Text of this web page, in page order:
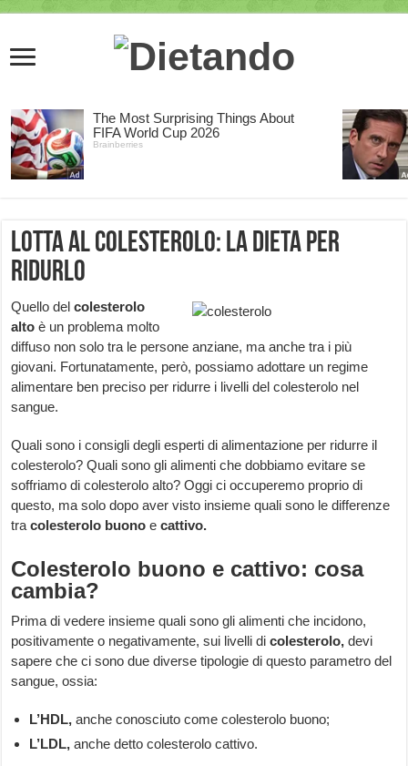
Lotta al colesterolo: la dieta per
ridurlo
Quello delcolesterolo
alto è un problema molto
diffuso non solo tra le persone anziane, ma anche tra i più
giovani. Fortunatamente, però, possiamo adottare un regime
alimentare ben preciso per ridurre i livelli del colesterolo nel
sangue.
Quali sono i consigli degli esperti di alimentazione per ridurre il
colesterolo? Quali sono gli alimenti che dobbiamo evitare se
soffriamo di colesterolo alto? Oggi ci occuperemo proprio di
questo, ma solo dopo aver visto insieme quali sono le differenze
tracolesterolo buono ecattivo.
Colesterolo buono e cattivo: cosa
cambia?
Prima di vedere insieme quali sono gli alimenti che incidono,
positivamente o negativamente, sui livelli dicolesterolo, devi
sapere che ci sono due diverse tipologie di questo parametro del
sangue, ossia:
L’HDL, anche conosciuto come colesterolo buono;
L’LDL, anche detto colesterolo cattivo.